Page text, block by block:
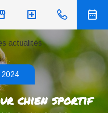
local_hospital date_range
actualités
2024
chien sportif